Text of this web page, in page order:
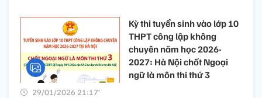
Kỳ thi tuyển sinh vào lớp 10
THPT công lập không
chuyên năm học 2026-
2027: Hà Nội chốt Ngoại
ngữ là môn thi thứ 3
29/01/2026 21:17’